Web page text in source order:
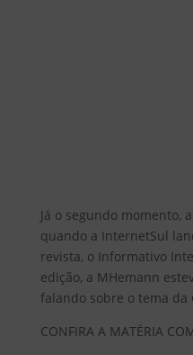
Já o segundo momento,
quando a InternetSul
revista, o Informativo
edição, a MHemann
falando sobre o tema
CONFIRA A MATÉRIA